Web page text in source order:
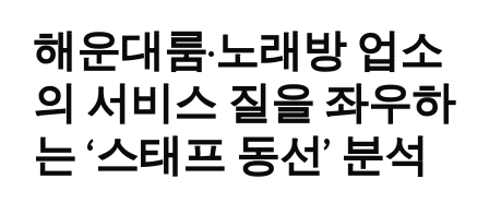
해운대룸·노래방 업소
의 서비스 질을 좌우하
는 ‘스태프 동선’ 분석